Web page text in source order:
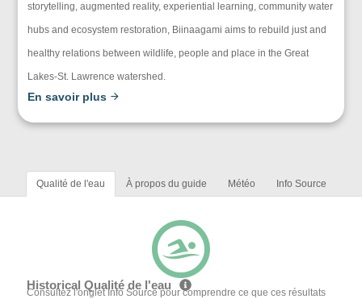
storytelling, augmented reality, experiential learning, community water
hubs and ecosystem restoration, Biinaagami aims to rebuild just and
healthy relations between wildlife, people and place in the Great
Lakes-St. Lawrence watershed.
En savoir plus
Qualité de l'eau À propos du guide Météo Info Source
Historical Qualité de l'eau
Consultez l'onglet Info Source pour comprendre ce que ces résultats